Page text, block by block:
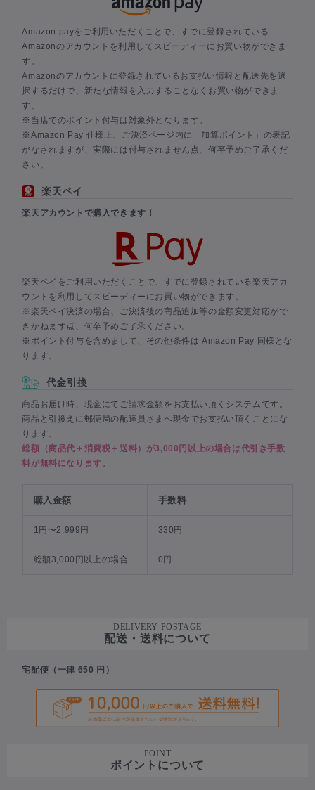
Amazon payをご利用いただくことで、すでに登録されている
Amazonのアカウントを利用してスピーディーにお買い物ができま
す。
Amazonのアカウントに登録されているお支払い情報と配送先を選
択するだけで、新たな情報を入力することなくお買い物ができま
す。
※当店でのポイント付与は対象外となります。
※Amazon Pay 仕様上、ご決済ページ内に「加算ポイント」の表記
がなされますが、実際には付与されません点、何卒予めご了承くだ
さい。
楽天ペイ
楽天アカウントで購入できます！
楽天ペイをご利用いただくことで、すでに登録されている楽天アカ
ウントを利用してスピーディーにお買い物ができます。
※楽天ペイ決済の場合、ご決済後の商品追加等の金額変更対応がで
きかねます点、何卒予めご了承ください。
※ポイント付与を含めまして、その他条件は Amazon Pay 同様とな
ります。
代金引換
商品お届け時、現金にてご請求金額をお支払い頂くシステムです。
商品と引換えに郵便局の配達員さまへ現金でお支払い頂くことにな
ります。
総額（商品代＋消費税＋送料）が3,000円以上の場合は代引き手数
料が無料になります。
購入金額 手数料
1円〜2,999円 330円
総額3,000円以上の場合 0円
DELIVERY POSTAGE
配送・送料について
宅配便（一律 650 円）
POINT
ポイントについて